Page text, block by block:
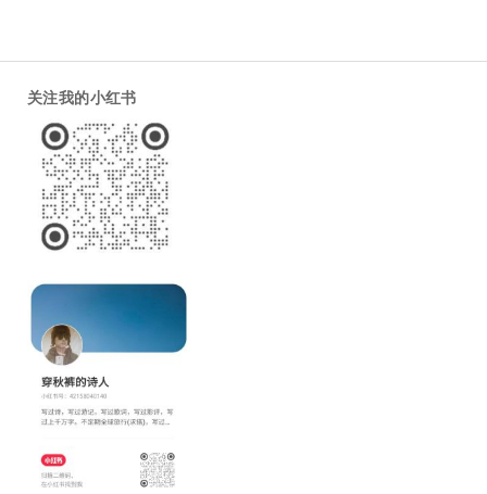
关注我的小红书